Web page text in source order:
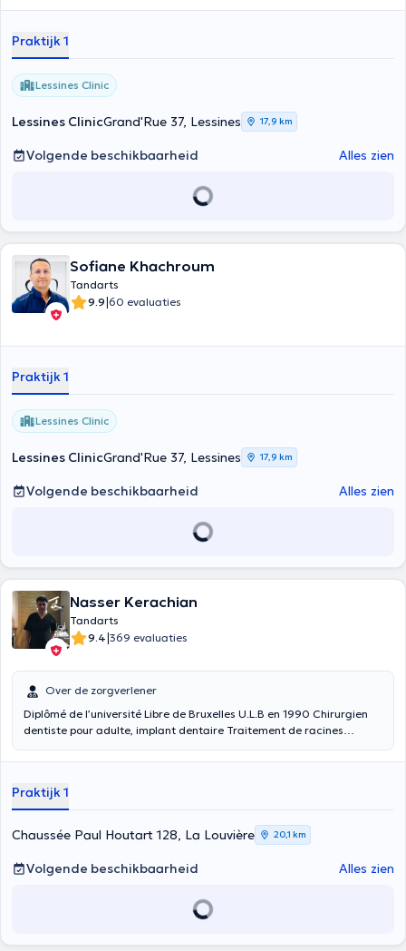
consultation pour; traitement de carie, dévitalisation, la pose de
ses visites au cabinet dentaire Pierre Jadin, rue de ways 18, 1470
Genappe. veuillez consulter l'agenda du praticien ou appeler le
secrétariat au 067/77.32.53 le Dr. Hachicha se fera un plaisir de
vous accueillir au mieux et mettra tout en œuvre pour répondre à
Praktijk 1
Lessines Clinic
Lessines ClinicGrand'Rue 37, Lessines 17,9 km
Volgende beschikbaarheid Alles zien
Sofiane Khachroum
Tandarts
9.9|60 evaluaties
Praktijk 1
Lessines Clinic
Lessines ClinicGrand'Rue 37, Lessines 17,9 km
Volgende beschikbaarheid Alles zien
Nasser Kerachian
Tandarts
9.4|369 evaluaties
Over de zorgverlener
Diplômé de l’université Libre de Bruxelles U.L.B en 1990 Chirurgien
dentiste pour adulte, implant dentaire Traitement de racines
panoramique
Praktijk 1
Chaussée Paul Houtart 128, La Louvière 20,1 km
Volgende beschikbaarheid Alles zien